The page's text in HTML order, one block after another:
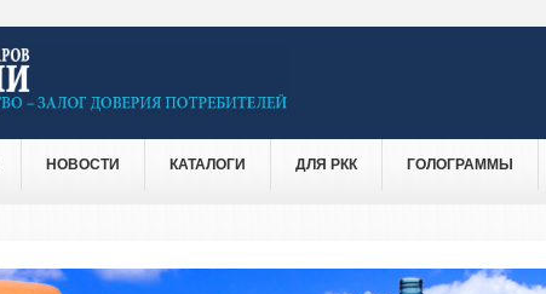
НОВОСТИ КАТАЛОГИ ДЛЯ РКК ГОЛОГРАММЫ